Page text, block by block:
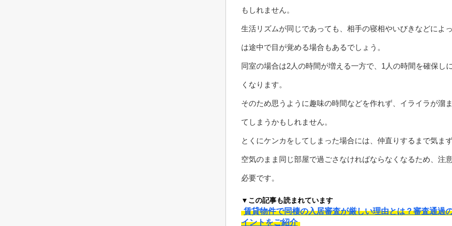
もしれません。
生活リズムが同じであっても、相手の寝相やいびきなどによ
は途中で目が覚める場合もあるでしょう。
同室の場合は2人の時間が増える一方で、1人の時間を確保し
くなります。
そのため思うように趣味の時間などを作れず、イライラが溜
てしまうかもしれません。
とくにケンカをしてしまった場合には、仲直りするまで気ま
空気のまま同じ部屋で過ごさなければならなくなるため、注
必要です。
▼この記事も読まれています
賃貸物件で同棲の入居審査が厳しい理由とは？審査通過
イントをご紹介